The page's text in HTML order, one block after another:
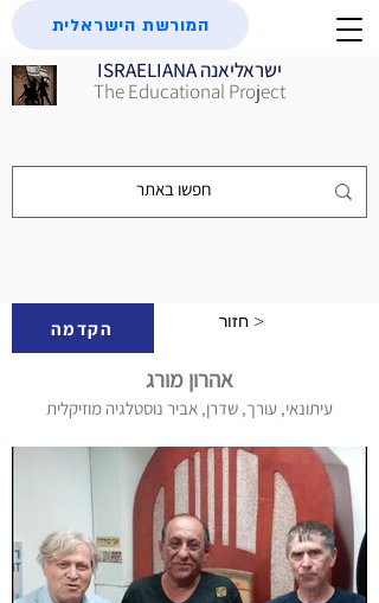
ISRAELIANA ישראליאנה
The Educational Project
המורשת הישראלית
הקדמה חזור >
אהרון מורג
עיתונאי, עורך, שדרן, אביר נוסטלגיה מוזיקלית